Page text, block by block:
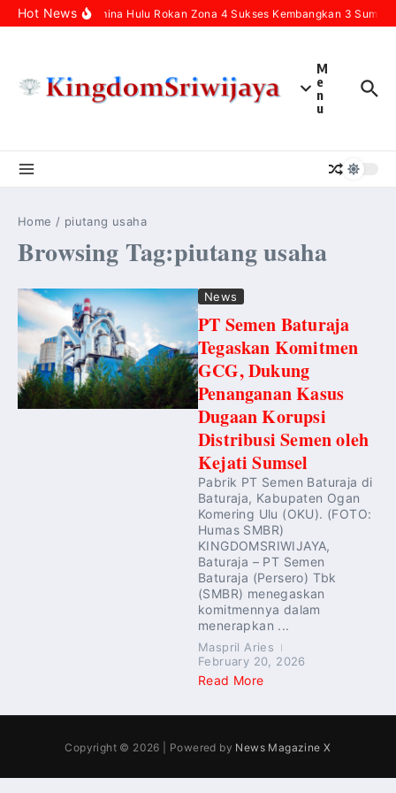
Skip to content
Hot NewsPertamina Hulu Rokan Zona 4 Sukses Kembangkan 3
M
e
n
u
Home / piutang usaha
Browsing Tag:piutang usaha
News
PT Semen Baturaja
Tegaskan Komitmen
GCG, Dukung
Penanganan Kasus
Dugaan Korupsi
Distribusi Semen oleh
Kejati Sumsel
Pabrik PT Semen Baturaja di
Baturaja, Kabupaten Ogan
Komering Ulu (OKU). (FOTO:
Humas SMBR)
KINGDOMSRIWIJAYA,
Baturaja – PT Semen
Baturaja (Persero) Tbk
(SMBR) menegaskan
komitmennya dalam
menerapkan ...
Maspril Aries
February 20, 2026
Read More
Copyright © 2026 | Powered by News Magazine X